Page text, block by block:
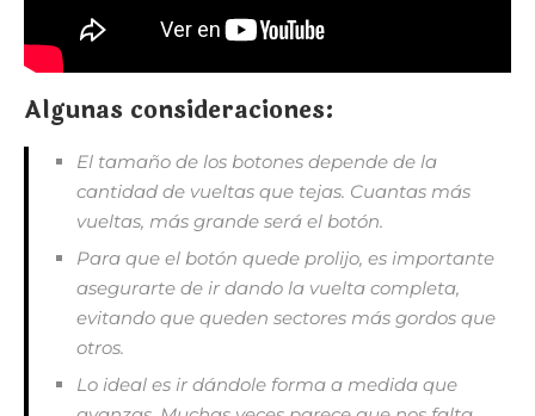
Algunas consideraciones:
El tamaño de los botones depende de la
cantidad de vueltas que tejas. Cuantas más
vueltas, más grande será el botón.
Para que el botón quede prolijo, es importante
asegurarte de ir dando la vuelta completa,
evitando que queden sectores más gordos que
otros.
Lo ideal es ir dándole forma a medida que